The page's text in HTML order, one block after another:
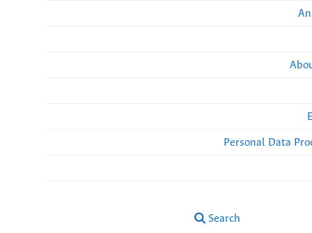
Personal Data
Search